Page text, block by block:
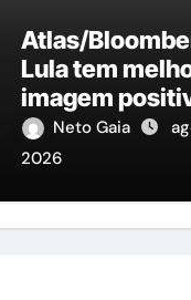
Atlas/
Lula tem
imagem
entre
Presidência
Neto Gaia
2026